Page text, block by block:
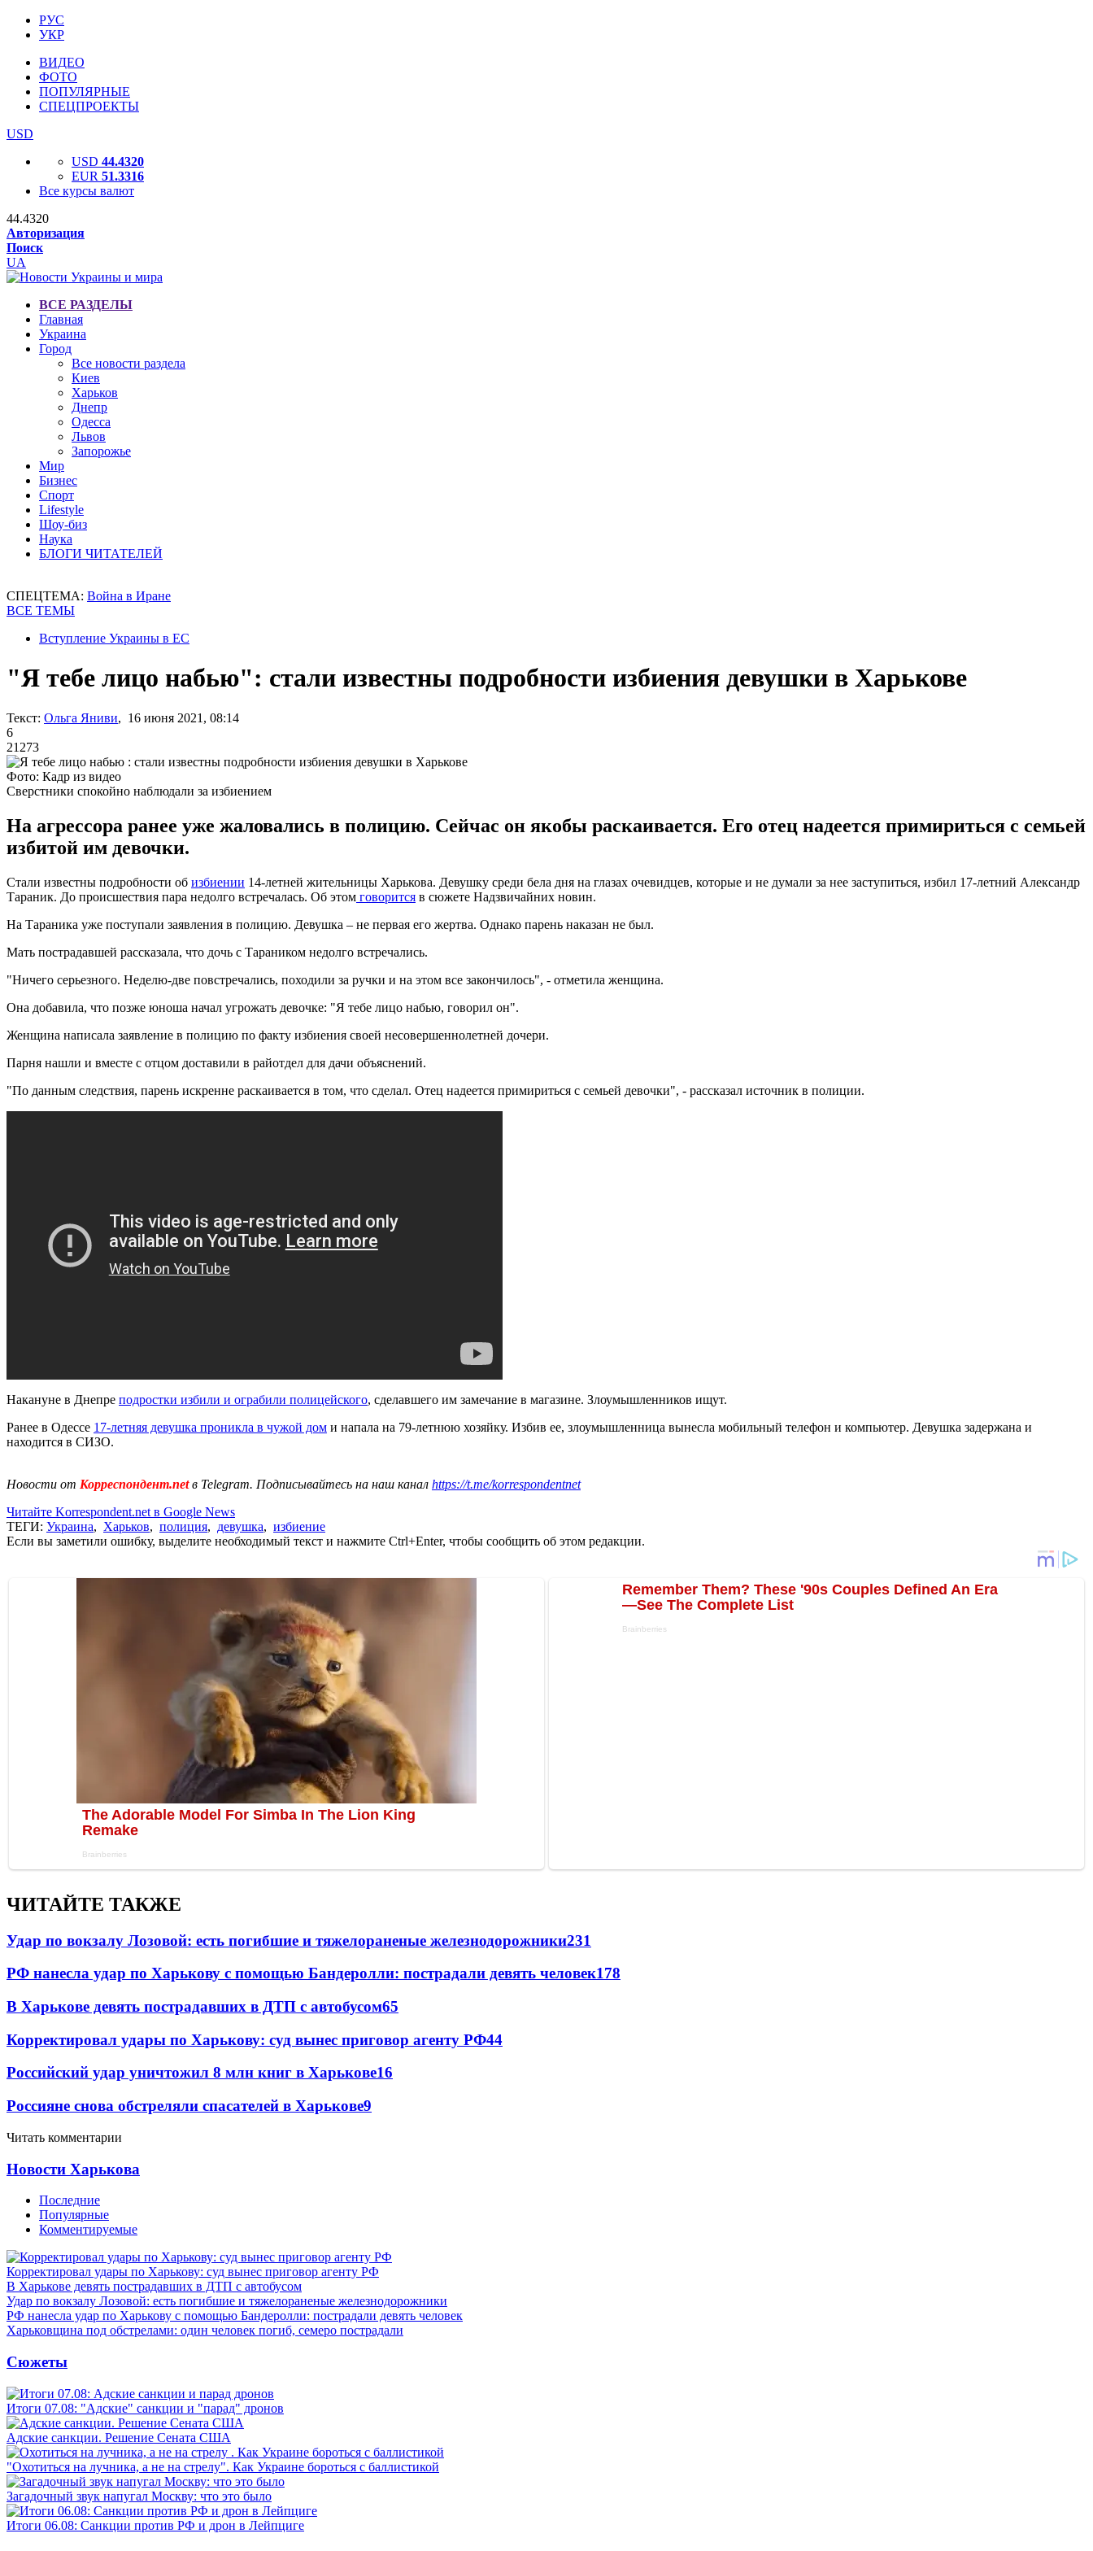
РУС
УКР
ВИДЕО
ФОТО
ПОПУЛЯРНЫЕ
СПЕЦПРОЕКТЫ
USD
USD 44.4320
EUR 51.3316
Все курсы валют
44.4320
Авторизация
Поиск
UA
ВСЕ РАЗДЕЛЫ
Главная
Украина
Город
Все новости раздела
Киев
Харьков
Днепр
Одесса
Львов
Запорожье
Мир
Бизнес
Спорт
Lifestyle
Шоу-биз
Наука
БЛОГИ ЧИТАТЕЛЕЙ
СПЕЦТЕМА: Война в Иране
ВСЕ ТЕМЫ
Вступление Украины в ЕС
"Я тебе лицо набью": стали известны подробности избиения девушки в Харькове
Текст: Ольга Яниви, 16 июня 2021, 08:14
6
21273
Фото: Кадр из видео
Сверстники спокойно наблюдали за избиением
На агрессора ранее уже жаловались в полицию. Сейчас он якобы раскаивается. Его отец надеется примириться с семьей
избитой им девочки.
Стали известны подробности об избиении 14-летней жительницы Харькова. Девушку среди бела дня на глазах очевидцев, которые и не думали за нее заступиться, избил 17-летний Александр
Тараник. До происшествия пара недолго встречалась. Об этом говорится в сюжете Надзвичайних новин.
На Тараника уже поступали заявления в полицию. Девушка – не первая его жертва. Однако парень наказан не был.
Мать пострадавшей рассказала, что дочь с Тараником недолго встречались.
"Ничего серьезного. Неделю-две повстречались, походили за ручки и на этом все закончилось", - отметила женщина.
Она добавила, что позже юноша начал угрожать девочке: "Я тебе лицо набью, говорил он".
Женщина написала заявление в полицию по факту избиения своей несовершеннолетней дочери.
Парня нашли и вместе с отцом доставили в райотдел для дачи объяснений.
"По данным следствия, парень искренне раскаивается в том, что сделал. Отец надеется примириться с семьей девочки", - рассказал источник в полиции.
Накануне в Днепре подростки избили и ограбили полицейского, сделавшего им замечание в магазине. Злоумышленников ищут.
Ранее в Одессе 17-летняя девушка проникла в чужой дом и напала на 79-летнюю хозяйку. Избив ее, злоумышленница вынесла мобильный телефон и компьютер. Девушка задержана и
находится в СИЗО.
Новости от Корреспондент.netв Telegram. Подписывайтесь на наш канал https://t.me/korrespondentnet
Читайте Korrespondent.net в Google News
ТЕГИ: Украина, Харьков, полиция, девушка, избиение
Если вы заметили ошибку, выделите необходимый текст и нажмите Ctrl+Enter, чтобы сообщить об этом редакции.
ЧИТАЙТЕ ТАКЖЕ
Удар по вокзалу Лозовой: есть погибшие и тяжелораненые железнодорожники231
РФ нанесла удар по Харькову с помощью Бандеролли: пострадали девять человек178
В Харькове девять пострадавших в ДТП с автобусом65
Корректировал удары по Харькову: суд вынес приговор агенту РФ44
Российский удар уничтожил 8 млн книг в Харькове16
Россияне снова обстреляли спасателей в Харькове9
Читать комментарии
Новости Харькова
Последние
Популярные
Комментируемые
Корректировал удары по Харькову: суд вынес приговор агенту РФ
В Харькове девять пострадавших в ДТП с автобусом
Удар по вокзалу Лозовой: есть погибшие и тяжелораненые железнодорожники
РФ нанесла удар по Харькову с помощью Бандеролли: пострадали девять человек
Харьковщина под обстрелами: один человек погиб, семеро пострадали
Сюжеты
Итоги 07.08: "Адские" санкции и "парад" дронов
Адские санкции. Решение Сената США
"Охотиться на лучника, а не на стрелу". Как Украине бороться с баллистикой
Загадочный звук напугал Москву: что это было
Итоги 06.08: Санкции против РФ и дрон в Лейпциге